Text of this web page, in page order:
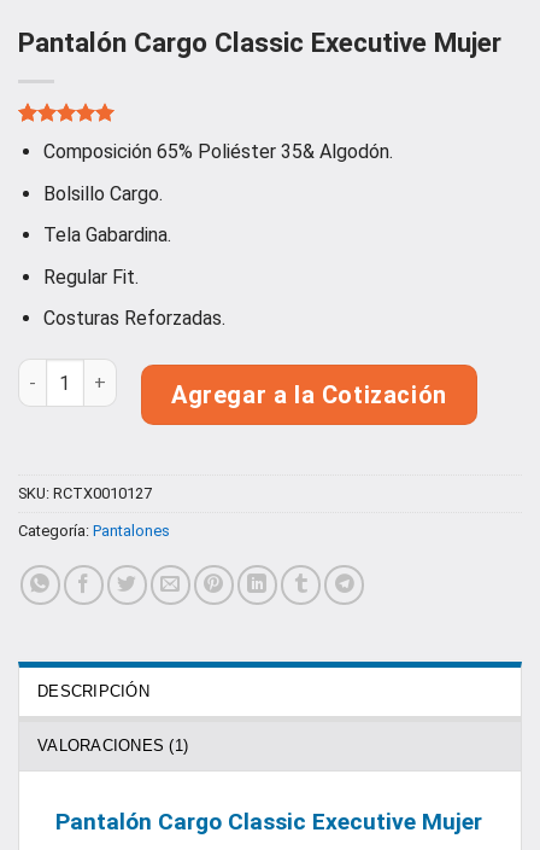
Pantalón Cargo Classic Executive Mujer
Valorado
con5.00
base a
de un
Composición 65% Poliéster 35& Algodón.
Bolsillo Cargo.
Tela Gabardina.
Regular Fit.
Costuras Reforzadas.
Pantalón Cargo Classic Executive Mujer cantidad
Agregar a la Cotización
SKU: RCTX0010127
Categoría: Pantalones
DESCRIPCIÓN
VALORACIONES (1)
Pantalón Cargo Classic Executive Mujer